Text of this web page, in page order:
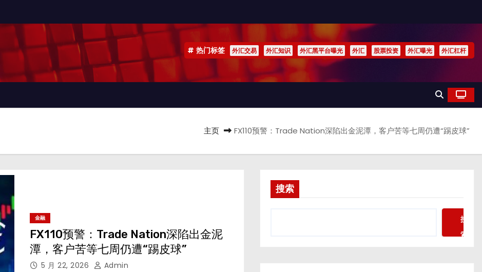
热门标签 外汇交易 外汇知识 外汇黑平台曝光 外汇 股票投资 外汇曝光 外汇杠杆
主页 FX110预警：Trade Nation深陷出金泥潭，客户苦等七周仍遭“踢皮球”
金融
FX110预警：Trade Nation深陷出金泥
潭，客户苦等七周仍遭“踢皮球”
5 月 22, 2026 Admin
搜索
搜
索